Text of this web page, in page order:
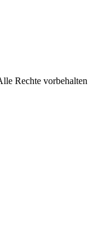
Rechte vorbehalten